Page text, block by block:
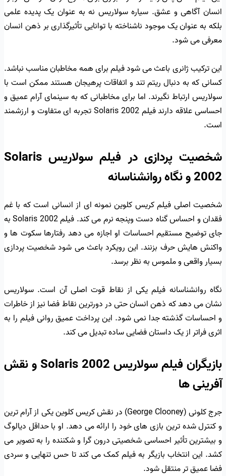
انسان آگاهی و عشق. سیاره سولاریس نه به عنوان یک پدیده علمی
بلکه به عنوان یک موجود ناشناخته با توانایی تأثیرگذاری بر ذهن انسان
معرفی می شود.
این ترکیب ژانری باعث می شود فیلم برای همه مخاطبان مناسب نباشد.
کسانی که به دنبال ریتم تند و اتفاقات پرهیجان هستند ممکن است با
سولاریس ارتباط نگیرند. اما برای مخاطبانی که به سینمای آرام عمیق و
احساسی علاقه دارند فیلم Solaris 2002 تجربه ای متفاوت و ارزشمند
است.
شخصیت پردازی در فیلم سولاریس Solaris
2002 و نگاه روانشناسانه
شخصیت اصلی فیلم کریس کلوین نمونه ای از انسانی است که با غم
فقدان و احساس گناه دست وپنجه نرم می کند. فیلم Solaris 2002 به
جای توضیح مستقیم احساسات او اجازه می دهد رفتارها سکوت ها و
واکنش هایش حرف بزنند. این رویکرد باعث می شود شخصیت پردازی
بسیار واقعی و ملموس به نظر برسد.
نگاه روانشناسانه فیلم یکی از نقاط قوت اصلی آن است. سولاریس
نشان می دهد که ذهن انسان حتی در دورترین نقاط فضا نیز از خاطرات
و احساسات گذشته جدا نمی شود. این پرداخت عمیق روانی فیلم را به
اثری فراتر از یک داستان فضایی ساده تبدیل می کند.
بازیگران فیلم سولاریس Solaris 2002 و نقش
آفرینی ها
جرج کلونی (George Clooney) در نقش کریس کلوین یکی از آرام ترین
و کنترل شده ترین بازی های خود را ارائه می دهد. او با حداقل دیالوگ
و بیشترین تأثیر احساسی شخصیتی درون گرا و شکننده را به تصویر می
کشد. این انتخاب بازیگر به فیلم کمک می کند تا حس تنهایی و سردی
فضا عمیق تر منتقل شود.